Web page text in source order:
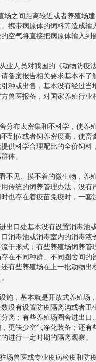
之间距离较近或者养殖场
携带病原体的饲料等造成输
空气将直接把病原体输入到
人员对我国的《动物防疫
备案报告相关要求基本不
种或出售，基本没有经过
兽医报备，对国家养殖行
布太密集和不科学，使养
到位或者饲养密度高，使畜
供科学合理配比的全价饲
体。
见、摸不着的微生物，养
传统的饲养管理办法，没
也存在着疫苗免疫时，一套
口处基本没有设置消毒池
消毒池或消毒室内的消毒
于形式；有些养殖场饲养
在不同种群、不同圈舍间
有些养殖场在上一批动物
，基本就是开放式养殖场
没有设置防疫隔离沟或者
离；有些养殖场圈舍进出
更缺少空气净化装备；还
进行一定时期的隔离观察。
兽医或专业疫病检疫和防